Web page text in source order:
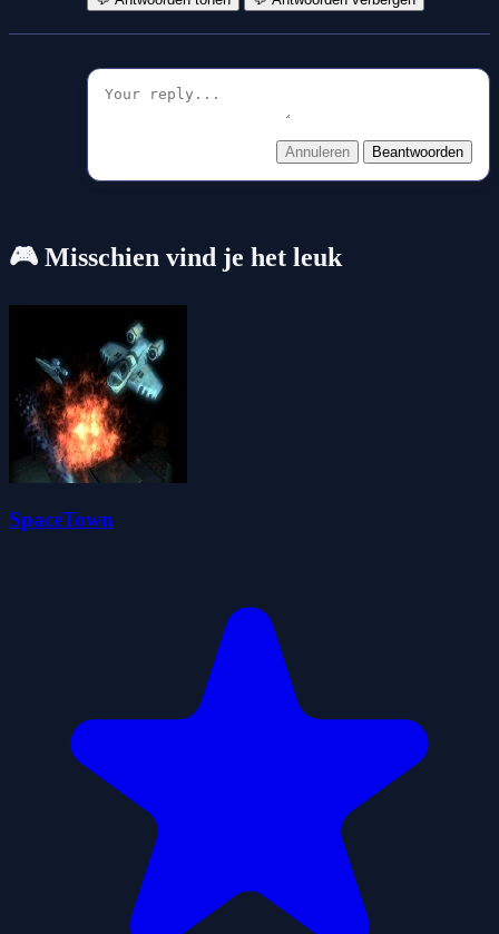
Annuleren Beantwoorden
🎮 Misschien vind je het leuk
SpaceTown